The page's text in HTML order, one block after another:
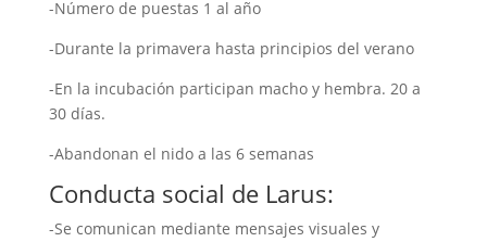
-Número de puestas 1 al año
-Durante la primavera hasta principios del verano
-En la incubación participan macho y hembra. 20 a
30 días.
-Abandonan el nido a las 6 semanas
Conducta social de Larus:
-Se comunican mediante mensajes visuales y